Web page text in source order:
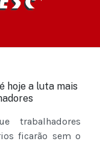
hoje a luta mais
trabalhadores
ficarão sem o